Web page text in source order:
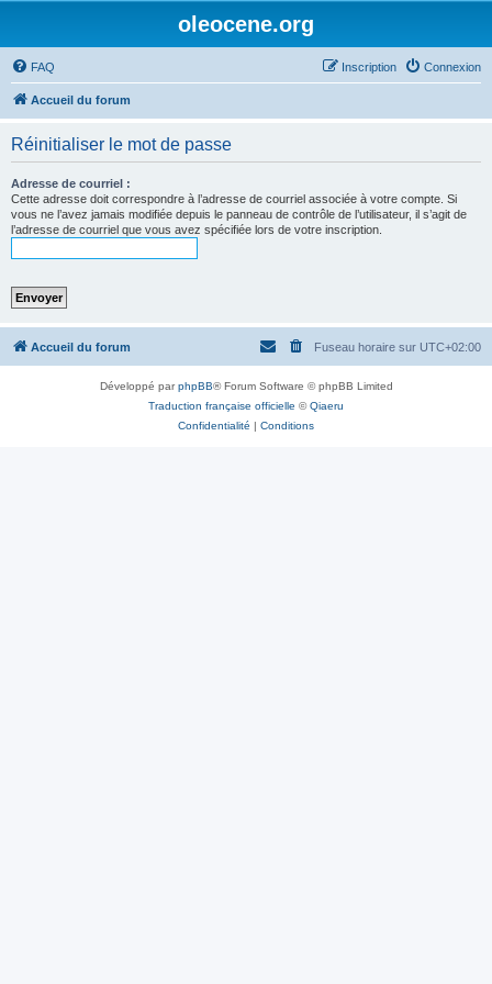
oleocene.org
FAQ Connexion
Inscription
Accueil du forum
Réinitialiser le mot de passe
Adresse de courriel :
Cette adresse doit correspondre à l’adresse de courriel associée à votre compte. Si
vous ne l’avez jamais modifiée depuis le panneau de contrôle de l’utilisateur, il s’agit de
l’adresse de courriel que vous avez spécifiée lors de votre inscription.
Accueil du forum Fuseau horaire sur UTC+02:00
Développé parphpBB® Forum Software © phpBB Limited
Traduction française officielle ©Qiaeru
Confidentialité | Conditions